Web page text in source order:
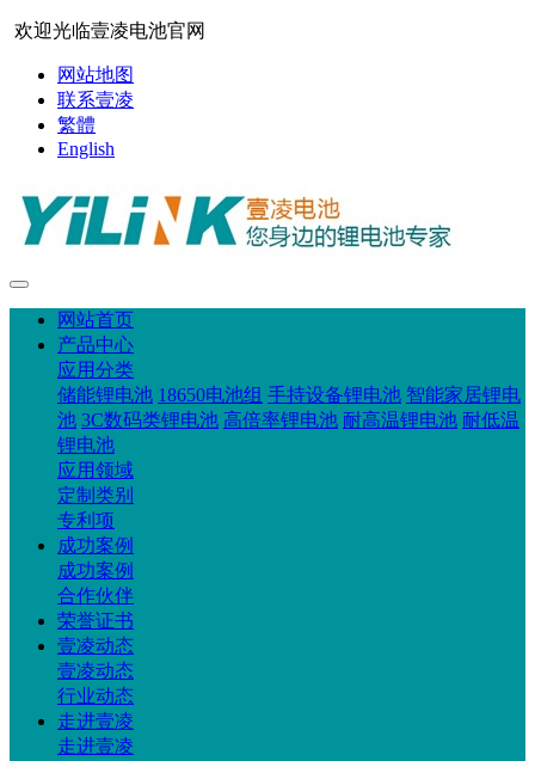
欢迎光临壹凌电池官网
网站地图
联系壹凌
繁體
English
网站首页
产品中心
应用分类
储能锂电池 18650电池组 手持设备锂电池 智能家居锂电
池 3C数码类锂电池 高倍率锂电池 耐高温锂电池 耐低温
锂电池
应用领域
定制类别
专利项
成功案例
成功案例
合作伙伴
荣誉证书
壹凌动态
壹凌动态
行业动态
走进壹凌
走进壹凌